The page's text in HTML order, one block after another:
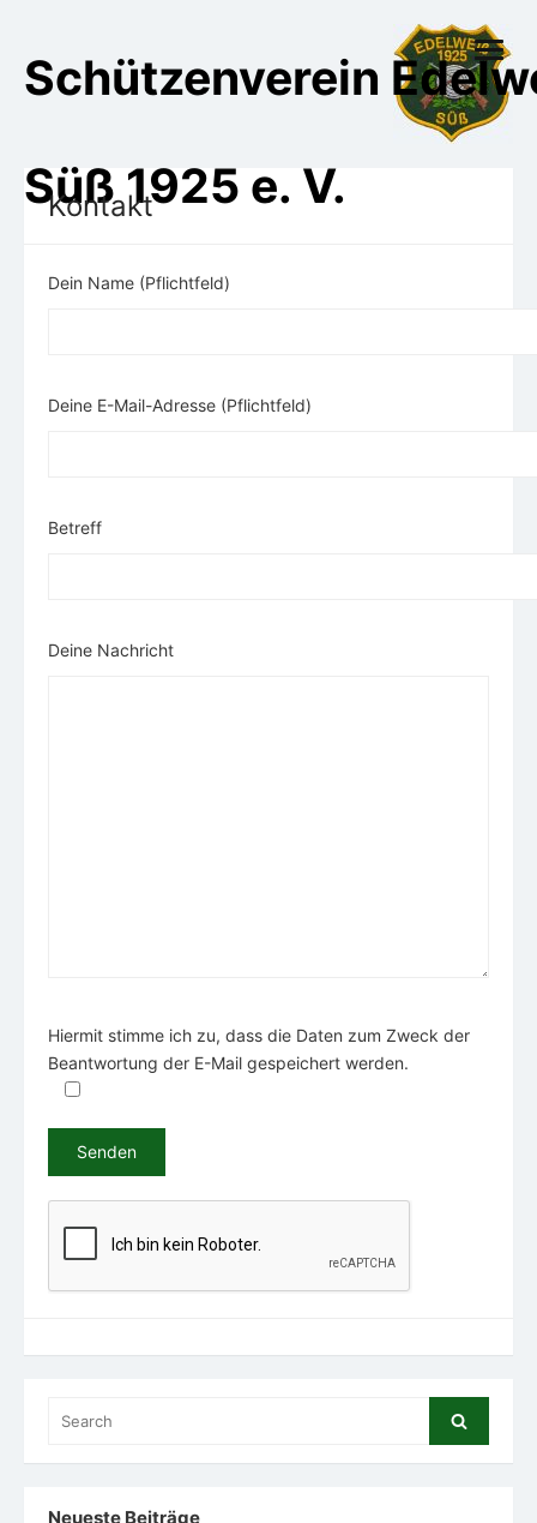
content
Schützenverein
Süß 1925 e. V.
open
menu
Kontakt
Dein Name (Pflichtfeld)
Deine E-Mail-Adresse (Pflichtfeld)
Betreff
Deine Nachricht
Hiermit stimme ich zu, dass die Daten zum Zweck der
Beantwortung der E-Mail gespeichert werden.
for:
Search
Neueste Beiträge